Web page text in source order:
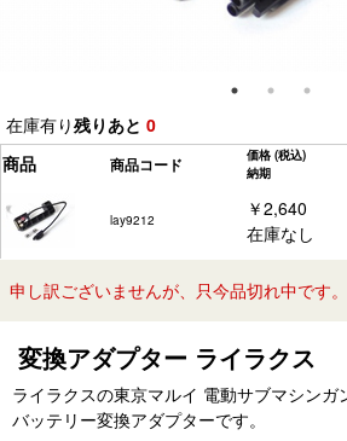
在庫有り残りあと 0
商品
商品コード 価格 (税込)
納期
lay9212
￥2,640
在庫なし
申し訳ございませんが、只今品切れ中です。
変換アダプター ライラクス
ライラクスの東京マルイ 電動サブマシンガ
バッテリー変換アダプターです。